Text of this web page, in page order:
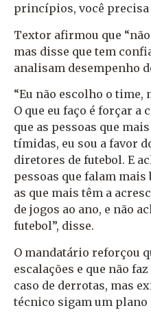
princípios, você precisa
Textor afirmou que
mas disse que tem
analisam desempenho
“Eu não escolho o time,
O que eu faço é forçar a
que as pessoas que
tímidas, eu sou a favor
diretores de futebol. E
pessoas que falam mais
as que mais têm a
de jogos ao ano, e não
futebol”, disse.
O mandatário reforçou
escalações e que não
caso de derrotas, mas
técnico sigam um plano